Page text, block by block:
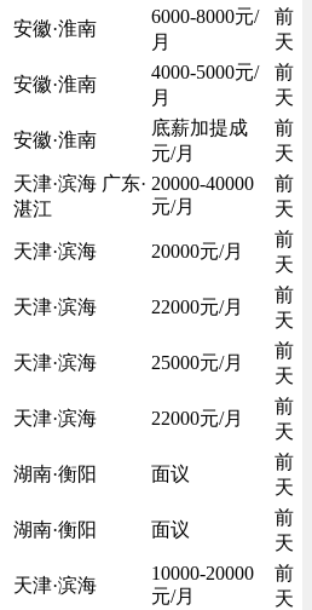
安徽·淮南
6000-8000元/
月
前
天
安徽·淮南
4000-5000元/
月
前
天
安徽·淮南
底薪加提成
元/月
前
天
天津·滨海 广东·
湛江
20000-40000
元/月
前
天
天津·滨海 20000元/月
前
天
天津·滨海 22000元/月
前
天
天津·滨海 25000元/月
前
天
天津·滨海 22000元/月
前
天
湖南·衡阳 面议
前
天
湖南·衡阳 面议
前
天
天津·滨海
10000-20000
元/月
前
天